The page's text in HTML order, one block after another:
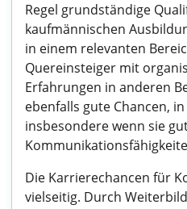
Regel grundständige
kaufmännischen
in einem relevanten
Quereinsteiger mit
Erfahrungen in anderen
ebenfalls gute Chancen,
insbesondere wenn sie
Die Karrierechancen für
vielseitig. Durch